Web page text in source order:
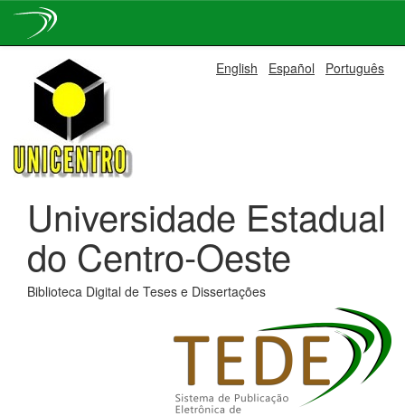
navigation
English Español Português
Universidade Estadual
do Centro-Oeste
Biblioteca Digital de Teses e Dissertações